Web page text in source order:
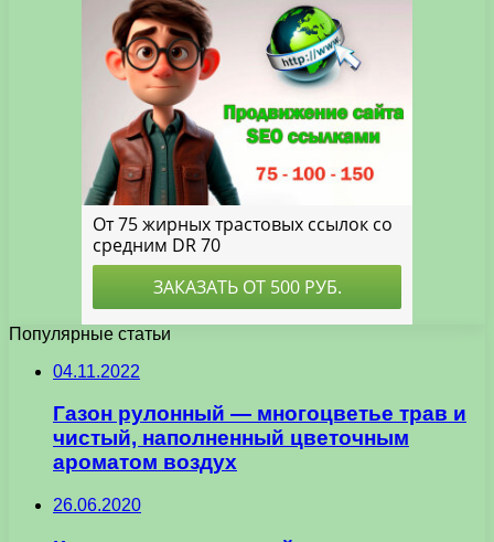
Популярные статьи
04.11.2022
Газон рулонный — многоцветье трав и
чистый, наполненный цветочным
ароматом воздух
26.06.2020